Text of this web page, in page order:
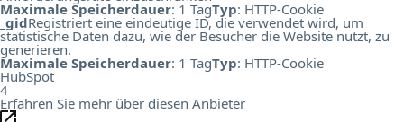
Maximale Speicherdauer: 1 TagTyp: HTTP-Cookie
_gidRegistriert eine eindeutige ID, die verwendet wird, um
statistische Daten dazu, wie der Besucher die Website nutzt, zu
generieren.
Maximale Speicherdauer: 1 TagTyp: HTTP-Cookie
HubSpot
4
Erfahren Sie mehr über diesen Anbieter